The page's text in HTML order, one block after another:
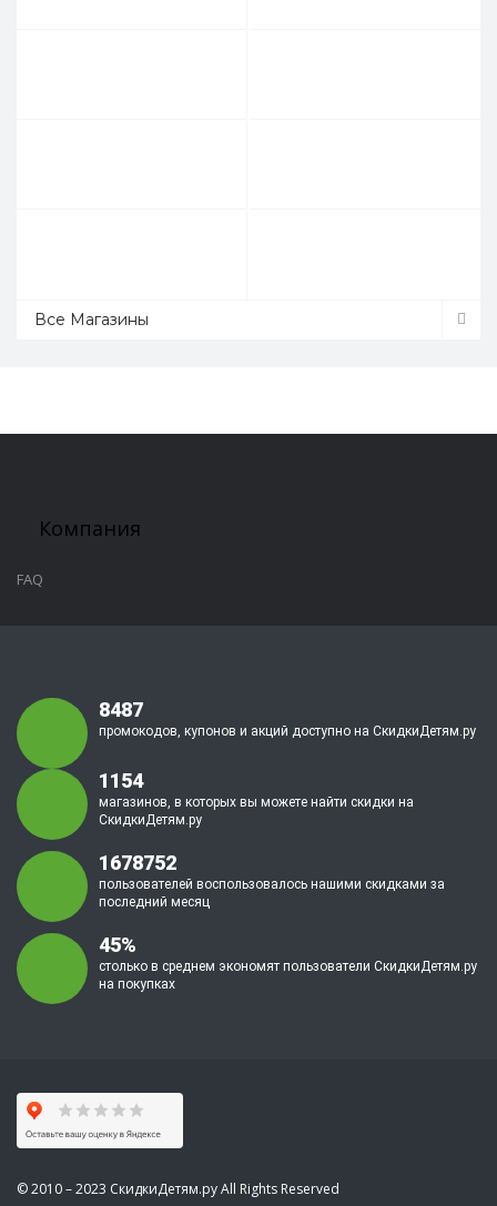
Все Магазины
Компания
FAQ
8487
промокодов, купонов и акций доступно на СкидкиДетям.ру
1154
магазинов, в которых вы можете найти скидки на
СкидкиДетям.ру
1678752
пользователей воспользовалось нашими скидками за
последний месяц
45%
столько в среднем экономят пользователи СкидкиДетям.ру
на покупках
© 2010 – 2023 СкидкиДетям.ру All Rights Reserved